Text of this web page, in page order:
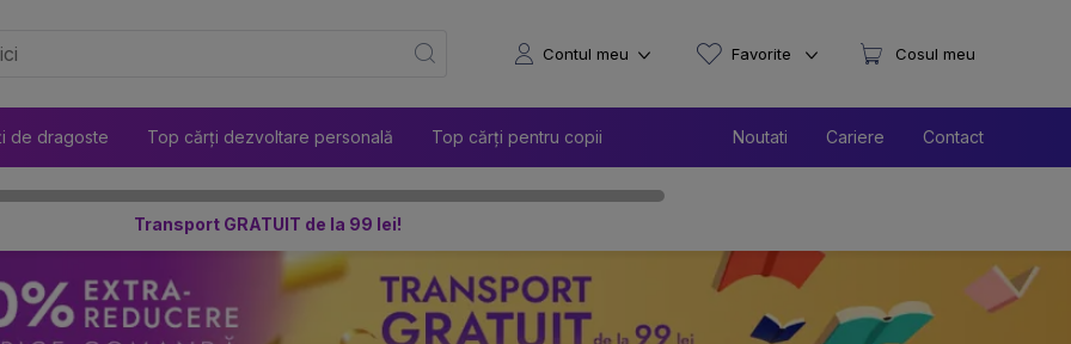
de dragoste Top cărți dezvoltare personală Top cărți pentru copii Noutati Cariere Contact
Contul meu Favorite Cosul meu
Transport GRATUIT de la 99 lei!